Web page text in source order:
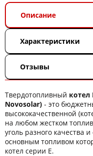
Описание
Характеристики
Отзывы
Твердотопливный котел
Novosolar) - это
высококачественной
на любом жестком
уголь разного качества
основным топливом
котел серии Е.